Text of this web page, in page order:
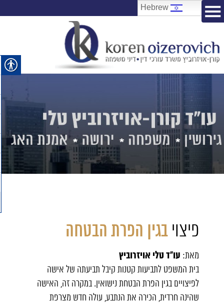
פיצוי בגין הפרת הבטחה
מאת: עו"ד טלי אויזרוביץ
בית המשפט לתביעות קטנות קיבל תביעתה של אישה
לפיצויים בגין הפרת הבטחת נישואין. במקרה זה, האישה
שהינה חרדית, הכירה את הנתבע, עולה חדש מצרפת